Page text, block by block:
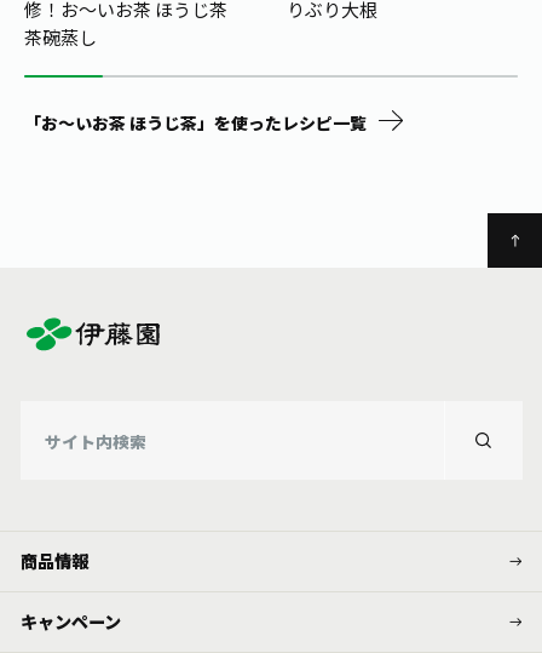
修！ お～いお茶 ほうじ茶
茶碗蒸し
りぶり大根
「お～いお茶 ほうじ茶」を使ったレシピ一覧
商品情報
キャンペーン